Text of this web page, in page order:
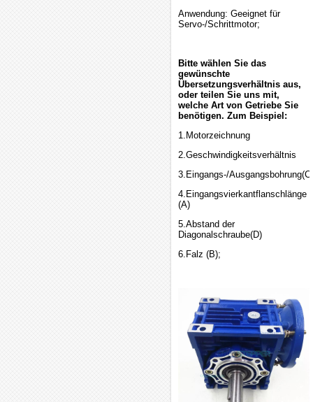
Anwendung: Geeignet für
Servo-/Schrittmotor;
Bitte wählen Sie das
gewünschte
Übersetzungsverhältnis aus,
oder teilen Sie uns mit,
welche Art von Getriebe Sie
benötigen. Zum Beispiel:
1.Motorzeichnung
2.Geschwindigkeitsverhältnis
3.Eingangs-/Ausgangsbohrung(C)
4.Eingangsvierkantflanschlänge
(A)
5.Abstand der
Diagonalschraube(D)
6.Falz (B);